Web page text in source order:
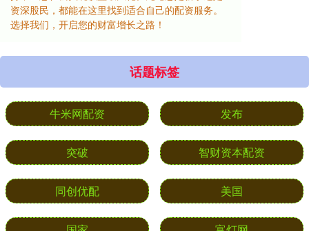
资深股民，都能在这里找到适合自己的配资服务。
选择我们，开启您的财富增长之路！
话题标签
牛米网配资 发布
突破 智财资本配资
同创优配 美国